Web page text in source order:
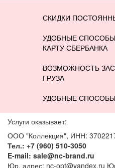
СКИДКИ
УДОБНЫЕ
КАРТУ СБЕРБАНКА
ВОЗМОЖНОСТЬ
ГРУЗА
УДОБНЫЕ
Услуги оказывает:
ООО "Коллекция", ИНН:
Тел.: +7 (960) 510-3050
E-mail: sale@nc-brand.ru
Юр. адрес: nc-opt@yandex.ru